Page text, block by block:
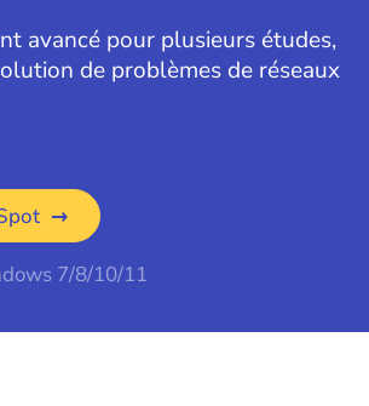
avancé pour plusieurs études,
de problèmes de réseaux
7/8/10/11